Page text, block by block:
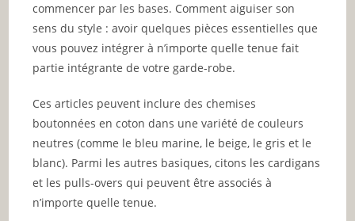
commencer par les bases. Comment aiguiser son
sens du style : avoir quelques pièces essentielles que
vous pouvez intégrer à n’importe quelle tenue fait
partie intégrante de votre garde-robe.
Ces articles peuvent inclure des chemises
boutonnées en coton dans une variété de couleurs
neutres (comme le bleu marine, le beige, le gris et le
blanc). Parmi les autres basiques, citons les cardigans
et les pulls-overs qui peuvent être associés à
n’importe quelle tenue.